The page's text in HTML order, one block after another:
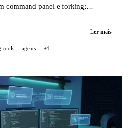
command panel e forking;
mais rápido no OpenRouter; Amp
Custom Agents; v0 introduz o modo
Ler mais
tools agents +4